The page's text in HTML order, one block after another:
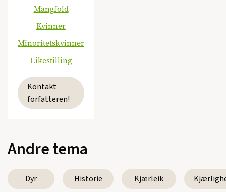
Mangfold
Kvinner
Minoritetskvinner
Likestilling
Kontakt
forfatteren!
Andre tema
Dyr Historie Kjærleik